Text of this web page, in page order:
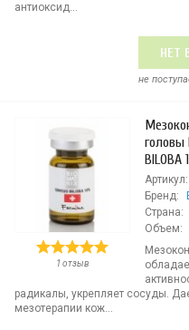
антиоксид...
НЕТ
не
1 отзыв
головы
BILOBA
Артикул:
Бренд:
Страна:
Объем:
радикалы, укрепляет сосуды.
мезотерапии кож...